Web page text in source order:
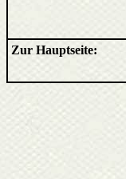
Zur Hauptseite: